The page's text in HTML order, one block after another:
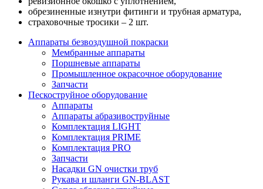
обрезиненные изнутри фитинги и трубная арматура,
страховочные тросики – 2 шт.
Аппараты безвоздушной покраски
Мембранные аппараты
Поршневые аппараты
Промышленное окрасочное оборудование
Запчасти
Пескоструйное оборудование
Аппараты
Аппараты абразивоструйные
Комплектация LIGHT
Комплектация PRIME
Комплектация PRO
Запчасти
Насадки GN очистки труб
Рукава и шланги GN-BLAST